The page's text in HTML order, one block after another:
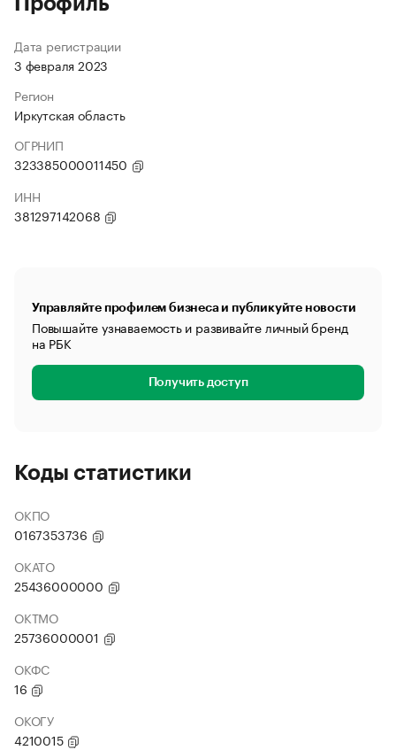
Дата регистрации
3 февраля 2023
Регион
Иркутская область
ОГРНИП
323385000011450
ИНН
381297142068
Управляйте профилем бизнеса и публикуйте новости
Повышайте узнаваемость и развивайте личный бренд
на РБК
Получить доступ
Коды статистики
ОКПО
0167353736
ОКАТО
25436000000
ОКТМО
25736000001
ОКФС
16
ОКОГУ
4210015